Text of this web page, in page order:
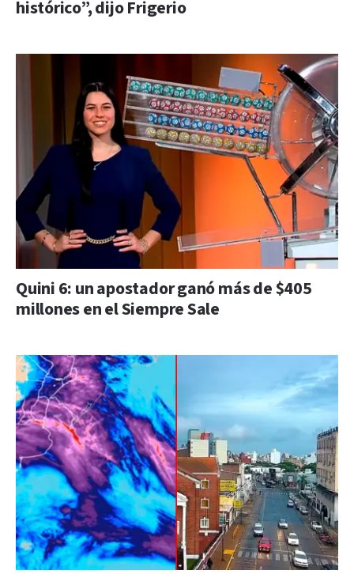
histórico”, dijo Frigerio
Quini 6: un apostador ganó más de $405
millones en el Siempre Sale